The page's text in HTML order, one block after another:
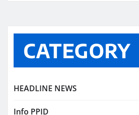
CATEGORY
HEADLINE NEWS
Info PPID